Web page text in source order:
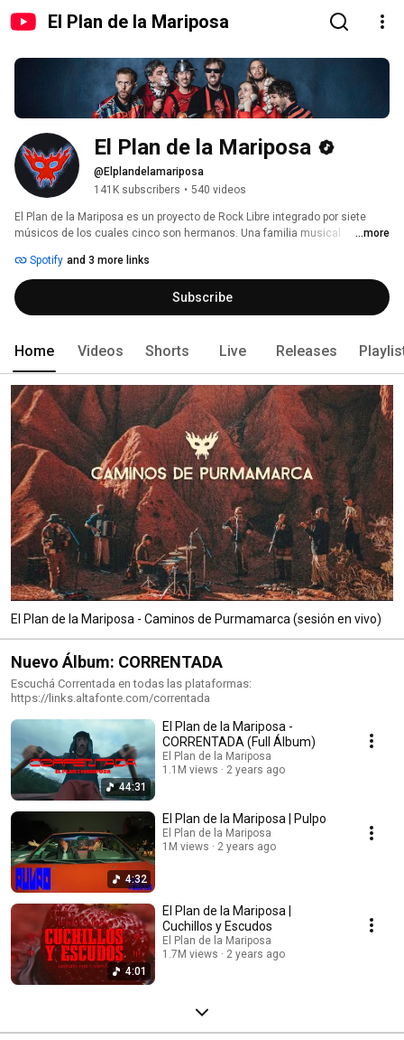
El Plan de la Mariposa
El Plan de la Mariposa
@Elplandelamariposa
141K subscribers • 540 videos
El Plan de la Mariposa es un proyecto de Rock Libre integrado por siete
músicos de los cuales cinco son hermanos. Una familia musical
Aires.
...more
Spotify and 3 more links
Subscribe
Home Videos Shorts Live Releases
El Plan de la Mariposa - Caminos de Purmamarca (sesión en vivo)
Nuevo Álbum: CORRENTADA
Escuchá Correntada en todas las plataformas:
https://links.altafonte.com/correntada
44:31
El Plan de la Mariposa -
CORRENTADA (Full Álbum)
El Plan de la Mariposa
1.1M views
2 years ago
4:32
El Plan de la Mariposa | Pulpo
El Plan de la Mariposa
1M views
2 years ago
4:01
El Plan de la Mariposa |
Cuchillos y Escudos
El Plan de la Mariposa
1.7M views
2 years ago